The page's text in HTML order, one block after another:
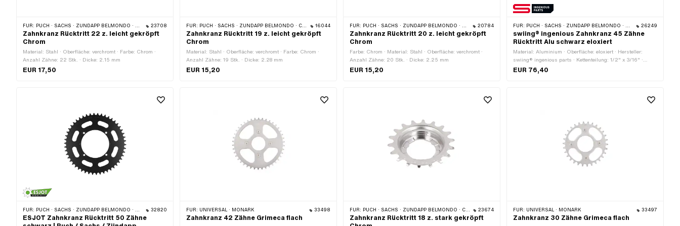
FÜR: PUCH · SACHS · ZÜNDAPP BELMONDO · CILO 23708
Zahnkranz Rücktritt 22 z. leicht gekröpft
Chrom
Material: Stahl · Oberfläche: verchromt · Farbe: Chrom ·
Anzahl Zähne: 22 Stk. · Dicke: 2.15 mm
EUR 17,50
FÜR: PUCH · SACHS · ZÜNDAPP BELMONDO · CILO 16044
Zahnkranz Rücktritt 19 z. leicht gekröpft
Chrom
Material: Stahl · Oberfläche: verchromt · Farbe: Chrom ·
Anzahl Zähne: 19 Stk. · Dicke: 2.28 mm
EUR 15,20
FÜR: PUCH · SACHS · ZÜNDAPP BELMONDO · CILO 20784
Zahnkranz Rücktritt 20 z. leicht gekröpft
Chrom
Farbe: Chrom · Material: Stahl · Oberfläche: verchromt ·
Anzahl Zähne: 20 Stk. · Dicke: 2.25 mm
EUR 15,20
FÜR: PUCH · SACHS · ZÜNDAPP BELMONDO · CILO 26249
swiing® ingenious Zahnkranz 45 Zähne
Rücktritt Alu schwarz eloxiert
Material: Aluminium · Oberfläche: eloxiert · Hersteller:
swiing® ingenious parts · Kettenteilung: 1/2" x 3/16" ·
Kettentyp: 415H · Anzahl Zähne: 45 Stk. · Ø Lochkreis:
EUR 76,40
FÜR: PUCH · SACHS · ZÜNDAPP BELMONDO · CILO 32820
ESJOT Zahnkranz Rücktritt 50 Zähne
FÜR: UNIVERSAL · MONARK 33498
Zahnkranz 42 Zähne Grimeca flach
FÜR: PUCH · SACHS · ZÜNDAPP BELMONDO · CILO 23674
Zahnkranz Rücktritt 18 z. stark gekröpft
FÜR: UNIVERSAL · MONARK 33497
Zahnkranz 30 Zähne Grimeca flach